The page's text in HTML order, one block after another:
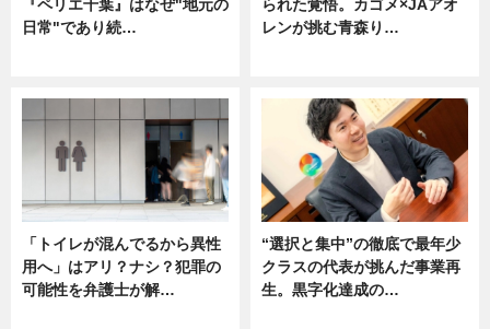
『ペリエ千葉』はなぜ"地元の
日常"であり続…
られた覚悟。カゴメ×JAアオ
レンが挑む青森り…
「トイレが混んでるから異性
用へ」はアリ？ナシ？犯罪の
可能性を弁護士が解…
“選択と集中”の徹底で最年少
クラスの代表が挑んだ事業再
生。黒字化達成の…